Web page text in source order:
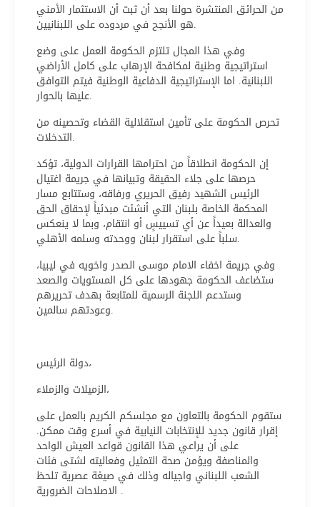
من الحرائق المنتشرة حولنا بعد أن ثبت أن الاستثمار الأمني
هو الأنجح في مردوده على اللبنانيين.
وفي هذا المجال تلتزم الحكومة العمل على وضع
استراتيجية وطنية لمكافحة الإرهاب على كامل الأراضي
اللبنانية. اما الإستراتيجية الدفاعية الوطنية فيتم التوافق
عليها بالحوار.
تحرص الحكومة على تأمين استقلالية القضاء وتحصينه من
التدخلات.
إن الحكومة انطلاقاً من احترامها القرارات الدولية، تؤكد
حرصها على جلاء الحقيقة وتبيانها في جريمة اغتيال
الرئيس الشهيد رفيق الحريري ورفاقه، وستتابع مسار
المحكمة الخاصة بلبنان التي أنشئت مبدئياً لإحقاق الحق
والعدالة بعيداً عن أي تسييسٍ أو انتقام، وبما لا ينعكس
سلباً على استقرار لبنان ووحدته وسلمه الأهلي.
وفي جريمة اخفاء الامام موسى الصدر واخويه في ليبيا،
ستضاعف الحكومة جهودها على كل المستويات والصعد
وستدعم اللجنة الرسمية للمتابعة بهدف تحريرهم
وعودتهم سالمين.
دولة الرئيس،
الزميلات والزملاء،
ستقوم الحكومة بالتعاون مع مجلسكم الكريم بالعمل على
إقرار قانون جديد للإنتخابات النيابية في أسرع وقت ممكن.
على أن يراعي هذا القانون قواعد العيش الواحد
والمناصفة ويؤمن صحة التمثيل وفعاليته لشتى فئات
الشعب اللبناني واجياله وذلك في صيغة عصرية تلحظ
الاصلاحات الضرورية .